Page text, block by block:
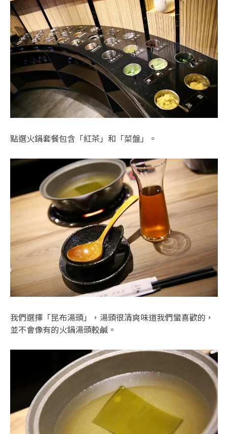
點選火鍋套餐包含「紅茶」和「菜盤」。
我們選擇「昆布湯頭」，湯頭很清爽味道我們蠻喜歡的，
並不會像有的火鍋湯頭較鹹。